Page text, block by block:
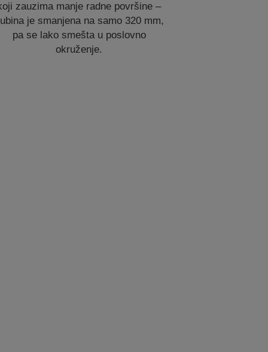
zauzima manje radne površine –
je smanjena na samo 320 mm,
pa se lako smešta u poslovno
okruženje.